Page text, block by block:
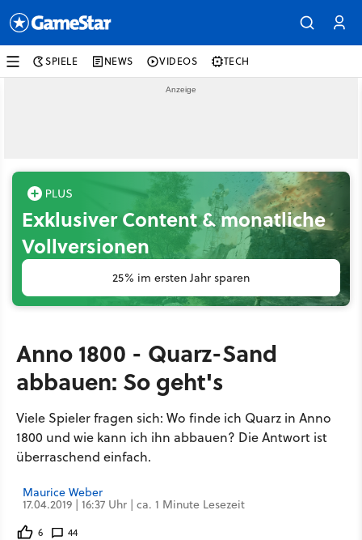
SPIELE NEWS VIDEOS TECH
Exklusiver Content & monatliche
Vollversionen
25% im ersten Jahr sparen
Anno 1800 - Quarz-Sand
abbauen: So geht's
Viele Spieler fragen sich: Wo finde ich Quarz in Anno
1800 und wie kann ich ihn abbauen? Die Antwort ist
überraschend einfach.
Maurice Weber
17.04.2019 | 16:37 Uhr | ca. 1 Minute Lesezeit
6 44